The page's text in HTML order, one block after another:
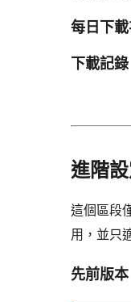
每日下
下載記錄
進階
這個區段
用，並只
先前版本